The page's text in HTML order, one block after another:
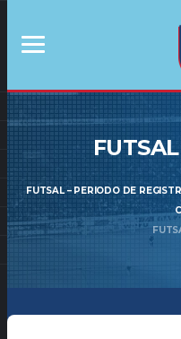
FUTSAL – PERIODO DE